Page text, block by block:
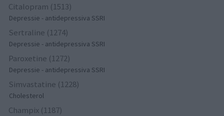
Citalopram (1513)
Depressie - antidepressiva SSRI
Sertraline (1274)
Depressie - antidepressiva SSRI
Paroxetine (1272)
Depressie - antidepressiva SSRI
Simvastatine (1228)
Cholesterol
Champix (1187)